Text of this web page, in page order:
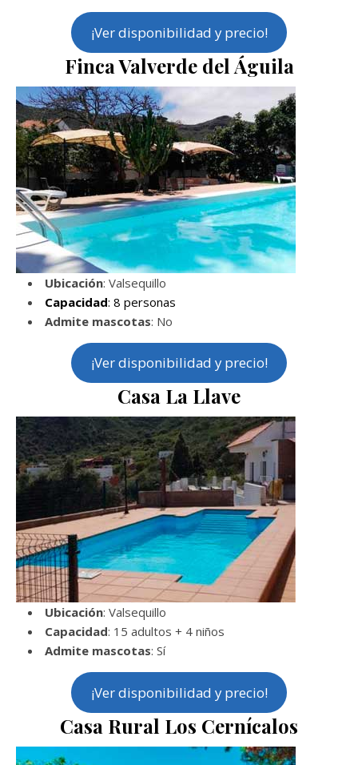
¡Ver disponibilidad y precio!
Finca Valverde del Águila
Ubicación: Valsequillo
Capacidad: 8 personas
Admite mascotas: No
¡Ver disponibilidad y precio!
Casa La Llave
Ubicación: Valsequillo
Capacidad: 15 adultos + 4 niños
Admite mascotas: Sí
¡Ver disponibilidad y precio!
Casa Rural Los Cernícalos